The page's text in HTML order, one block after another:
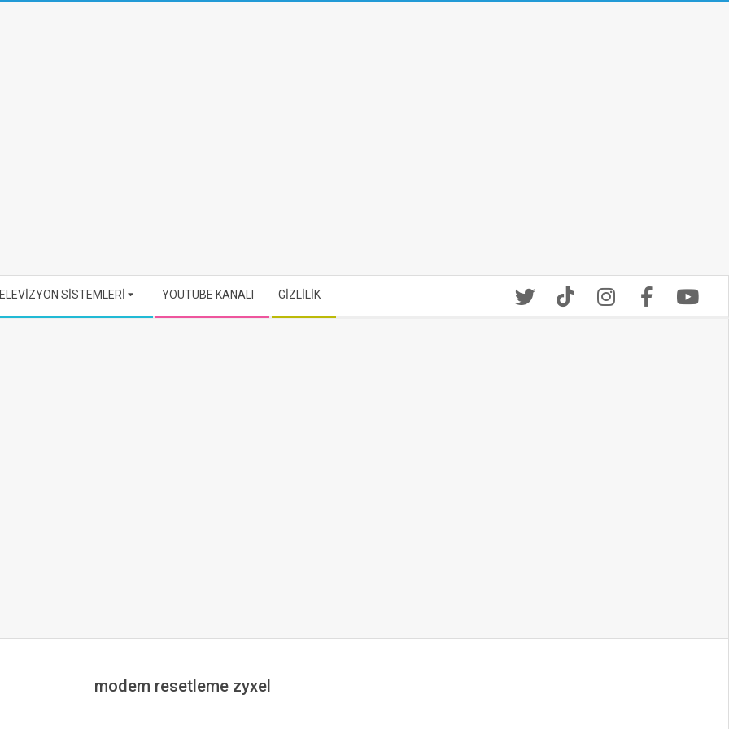
SİSTEMLERİ YOUTUBE KANALI GİZLİLİK
modem resetleme zyxel